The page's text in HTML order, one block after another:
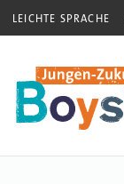
LEICHTE SPRACHE